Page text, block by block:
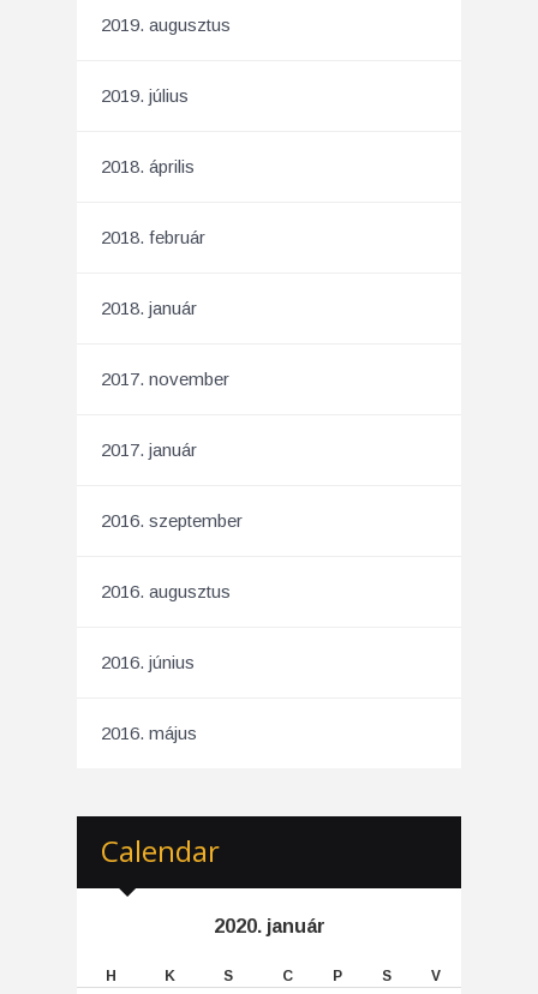
2019. augusztus
2019. július
2018. április
2018. február
2018. január
2017. november
2017. január
2016. szeptember
2016. augusztus
2016. június
2016. május
Calendar
2020. január
H K S C P S
V